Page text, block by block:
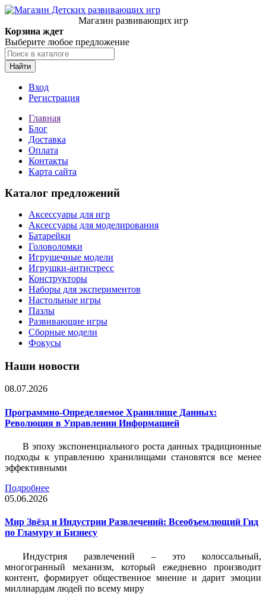
Магазин развивающих игр
Корзина ждет
Выберите любое предложение
Найти
Вход
Регистрация
Главная
Блог
Доставка
Оплата
Контакты
Карта сайта
Каталог предложений
Аксессуары для игр
Аксессуары для моделирования
Батарейки
Головоломки
Игрушечные модели
Игрушки-антистресс
Конструкторы
Наборы для экспериментов
Настольные игры
Пазлы
Развивающие игры
Сборные модели
Фокусы
Наши новости
08.07.2026
Программно-Определяемое Хранилище Данных:
Революция в Управлении Информацией
В эпоху экспоненциального роста данных традиционные
подходы к управлению хранилищами становятся все менее
эффективными
Подробнее
05.06.2026
Мир Звёзд и Индустрии Развлечений: Всеобъемлющий Гид
по Гламуру и Бизнесу
Индустрия развлечений – это колоссальный,
многогранный механизм, который ежедневно производит
контент, формирует общественное мнение и дарит эмоции
миллиардам людей по всему миру